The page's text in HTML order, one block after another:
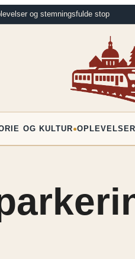
og stemningsfulde stop
OG KULTUR●OPLEVELSER